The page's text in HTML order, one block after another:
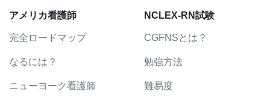
アメリカ看護師
完全ロードマップ
なるには？
ニューヨーク看護師
NCLEX-RN試験
CGFNSとは？
勉強方法
難易度